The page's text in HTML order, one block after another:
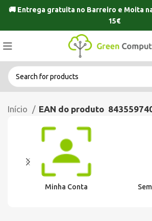
🚚 Entrega gratuita no Barreiro e Moita
15€
Início EAN do produto
Minha Conta